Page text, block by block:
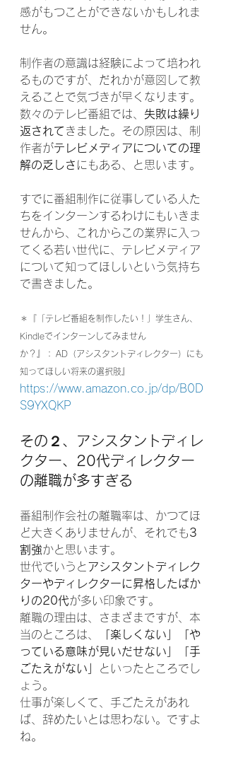
感がもつことができないかもしれま
せん。
制作者の意識は経験によって培われ
るものですが、だれかが意図して教
えることで気づきが早くなります。
数々のテレビ番組では、 失敗は繰り
返されて きました。その原因は、制
作者がテレビメディアについての理
解の乏しさ にもある、と思います。
すでに番組制作に従事している人た
ちをインターンするわけにもいきま
せんから、これからこの業界に入っ
てくる若い世代に、テレビメディア
について知ってほしいという気持ち
で書きました。
＊『 「テレビ番組を制作したい！」学生さん、
Kindleでインターンしてみません
か？』： AD（アシスタントディレクター）にも
知ってほしい将来の選択肢』
https://www.amazon.co.jp/dp/B0D
S9YXQKP
その２、アシスタントディレ
クター、20代ディレクター
の離職が多すぎる
番組制作会社の離職率は、かつてほ
ど大きくありませんが、それでも3
割強かと思います。
世代でいうと アシスタントディレク
ターやディレクターに昇格したばか
りの20代が多い印象です。
離職の理由は、さまざまですが、本
当のところは、
「楽しくない」「や
っている意味が見いだせない」「手
ごたえがない」
といったところでし
ょう。
仕事が楽しくて、手ごたえがあれ
ば、辞めたいとは思わない。ですよ
ね。